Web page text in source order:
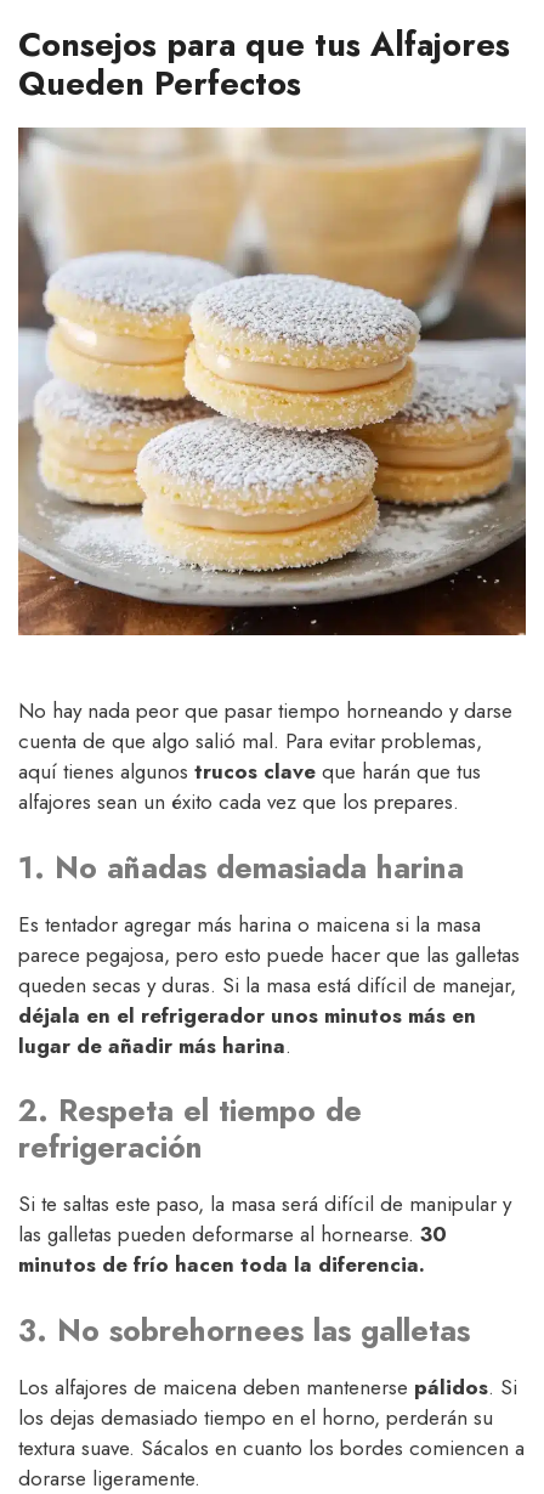
Consejos para que tus Alfajores
Queden Perfectos
No hay nada peor que pasar tiempo horneando y darse
cuenta de que algo salió mal. Para evitar problemas,
aquí tienes algunos trucos clave que harán que tus
alfajores sean un éxito cada vez que los prepares.
1. No añadas demasiada harina
Es tentador agregar más harina o maicena si la masa
parece pegajosa, pero esto puede hacer que las galletas
queden secas y duras. Si la masa está difícil de manejar,
déjala en el refrigerador unos minutos más en
lugar de añadir más harina.
2. Respeta el tiempo de
refrigeración
Si te saltas este paso, la masa será difícil de manipular y
las galletas pueden deformarse al hornearse. 30
minutos de frío hacen toda la diferencia.
3. No sobrehornees las galletas
Los alfajores de maicena deben mantenerse pálidos. Si
los dejas demasiado tiempo en el horno, perderán su
textura suave. Sácalos en cuanto los bordes comiencen a
dorarse ligeramente.